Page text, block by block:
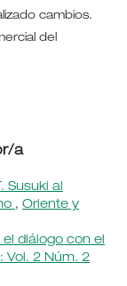
cambios.
del
a
Susuki al
, Oriente y
diálogo con el
Vol. 2 Núm. 2